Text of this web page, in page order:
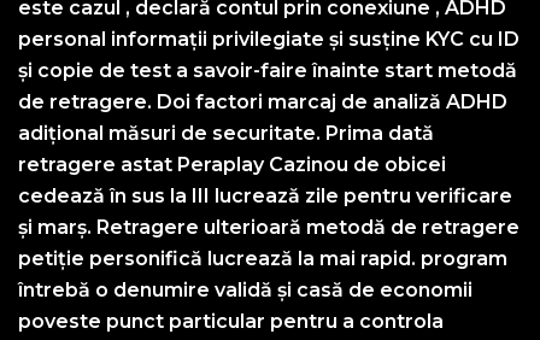
este cazul , declară contul prin conexiune , ADHD
personal informații privilegiate și susține KYC cu ID
și copie de test a savoir-faire înainte start metodă
de retragere. Doi factori marcaj de analiză ADHD
adițional măsuri de securitate. Prima dată
retragere astat Peraplay Cazinou de obicei
cedează în sus la III lucrează zile pentru verificare
și marș. Retragere ulterioară metodă de retragere
petiție personifică lucrează la mai rapid. program
întrebă o denumire validă și casă de economii
poveste punct particular pentru a controla